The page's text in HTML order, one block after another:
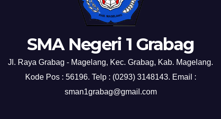
SMA Negeri 1 Grabag
Jl. Raya Grabag - Magelang, Kec. Grabag, Kab. Magelang.
Kode Pos : 56196. Telp : (0293) 3148143. Email :
sman1grabag@gmail.com